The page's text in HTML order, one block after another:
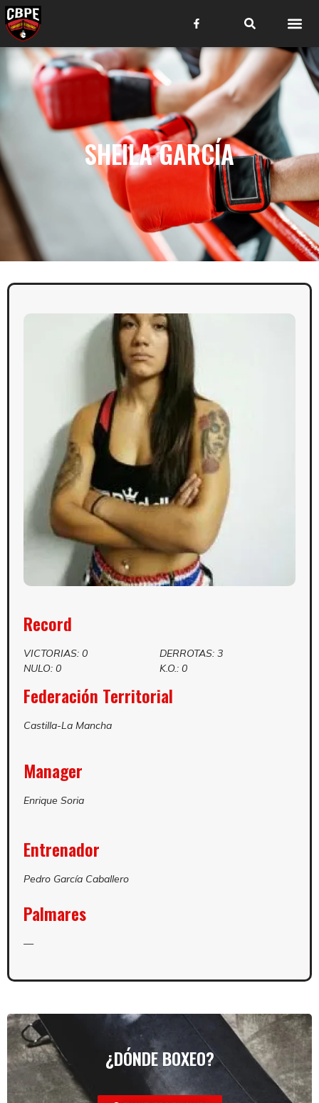
SHEILA GARCÍA
Record
VICTORIAS: 0
DERROTAS: 3
NULO: 0
K.O.: 0
Federación Territorial
Castilla-La Mancha
Manager
Enrique Soria
Entrenador
Pedro García Caballero
Palmares
—
¿DÓNDE BOXEO?